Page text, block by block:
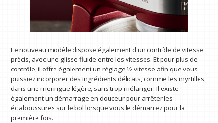
Le nouveau modèle dispose également d'un contrôle de vitesse
précis, avec une glisse fluide entre les vitesses. Et pour plus de
contrôle, il offre également un réglage ½ vitesse afin que vous
puissiez incorporer des ingrédients délicats, comme les myrtilles,
dans une meringue légère, sans trop mélanger. Il existe
également un démarrage en douceur pour arrêter les
éclaboussures sur le bol lorsque vous le démarrez pour la
première fois.